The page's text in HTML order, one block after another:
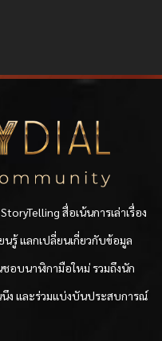
สื่อเน้นการเล่าเรื่อง
นรู้ แลกเปลี่ยนเกี่ยวกับข้อมูล
อบนาฬิกามือใหม่ รวมถึงนัก
ง และร่วมแบ่งบันประสบการณ์